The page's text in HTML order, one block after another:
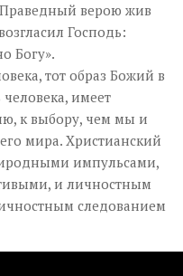
верою жив
Господь:
Богу».
тот образ Божий в
человека, имеет
к выбору, чем мы и
мира. Христианский
импульсами,
и личностным
следованием